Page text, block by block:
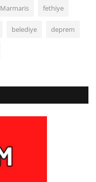
Marmaris fethiye
belediye deprem